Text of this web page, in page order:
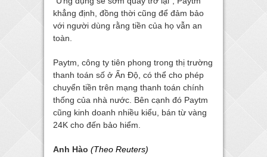
khẳng định, đồng thời cũng để đảm bảo
với người dùng rằng tiền của họ vẫn an
toàn.
Paytm, công ty tiên phong trong thị trường
thanh toán số ở Ấn Độ, có thể cho phép
chuyển tiền trên mạng thanh toán chính
thống của nhà nước. Bên cạnh đó Paytm
cũng kinh doanh nhiều kiểu, bán từ vàng
24K cho đến bảo hiểm.
Anh Hào (Theo Reuters)